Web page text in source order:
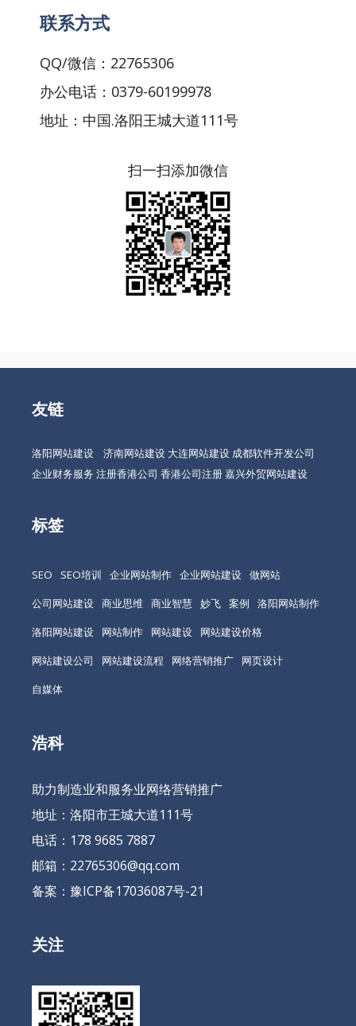
联系方式
QQ/微信：22765306
办公电话：0379-60199978
地址：中国.洛阳王城大道111号
扫一扫添加微信
友链
洛阳网站建设 济南网站建设 大连网站建设 成都软件开发公司
企业财务服务 注册香港公司 香港公司注册嘉兴外贸网站建设
标签
SEO SEO培训 企业网站制作 企业网站建设 做网站
公司网站建设 商业思维 商业智慧 妙飞 案例
洛阳网站制作
洛阳网站建设
网站制作 网站建设
网站建设价格
网站建设公司
网站建设流程 网络营销推广
网页设计
自媒体
浩科
助力制造业和服务业网络营销推广
地址：洛阳市王城大道111号
电话：178 9685 7887
邮箱：22765306@qq.com
备案： 豫ICP备17036087号-21
关注